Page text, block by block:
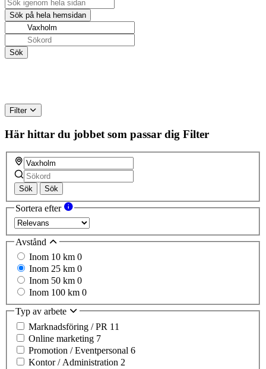
Filter
Här hittar du jobbet som passar dig Filter
Sök Sök
Sortera efter
Avstånd
Inom 10 km 0
Inom 25 km 0
Inom 50 km 0
Inom 100 km 0
Typ av arbete
Marknadsföring / PR 11
Online marketing 7
Promotion / Eventpersonal 6
Kontor / Administration 2